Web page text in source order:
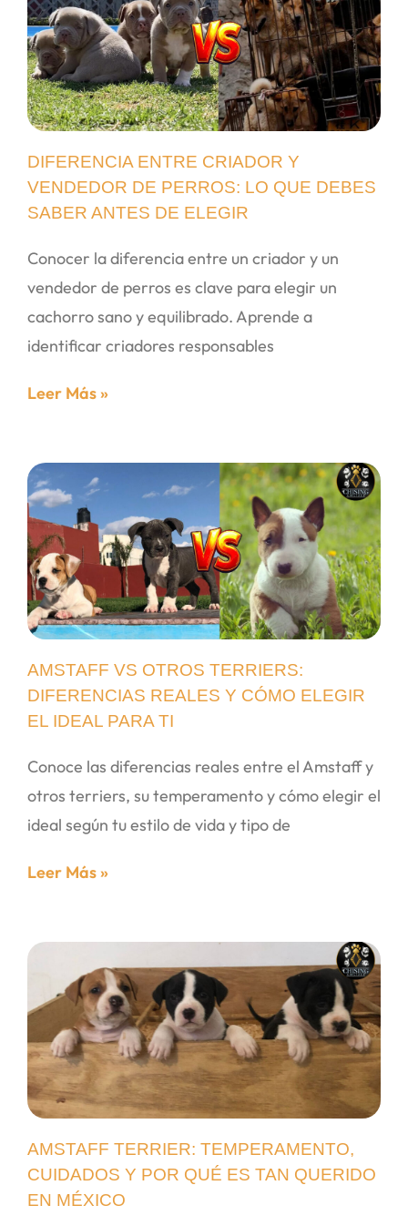
DIFERENCIA ENTRE CRIADOR Y
VENDEDOR DE PERROS: LO QUE DEBES
SABER ANTES DE ELEGIR
Conocer la diferencia entre un criador y un
vendedor de perros es clave para elegir un
cachorro sano y equilibrado. Aprende a
identificar criadores responsables
Leer Más »
AMSTAFF VS OTROS TERRIERS:
DIFERENCIAS REALES Y CÓMO ELEGIR
EL IDEAL PARA TI
Conoce las diferencias reales entre el Amstaff y
otros terriers, su temperamento y cómo elegir el
ideal según tu estilo de vida y tipo de
Leer Más »
AMSTAFF TERRIER: TEMPERAMENTO,
CUIDADOS Y POR QUÉ ES TAN QUERIDO
EN MÉXICO